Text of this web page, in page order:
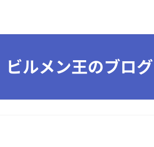
ビルメン王のブログ